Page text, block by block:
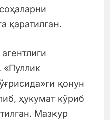
қаратилган.
«Пуллик
қонун
ҳукумат кўриб
Мазкур